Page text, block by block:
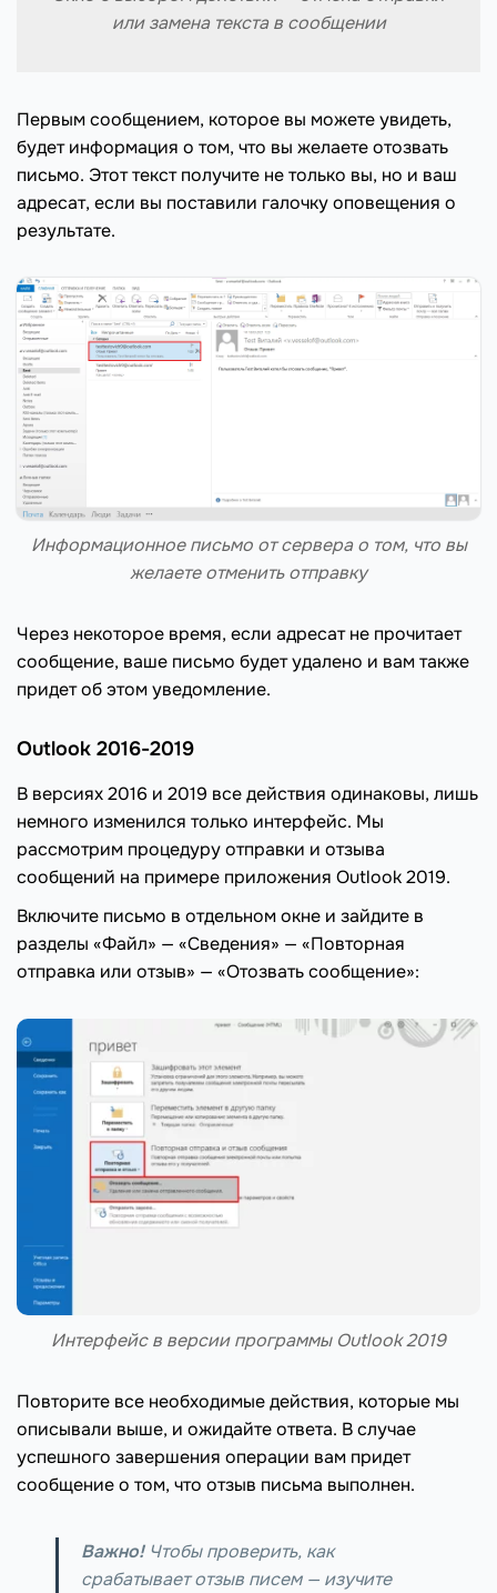
или замена текста в сообщении
Первым сообщением, которое вы можете увидеть,
будет информация о том, что вы желаете отозвать
письмо. Этот текст получите не только вы, но и ваш
адресат, если вы поставили галочку оповещения о
результате.
Информационное письмо от сервера о том, что вы
желаете отменить отправку
Через некоторое время, если адресат не прочитает
сообщение, ваше письмо будет удалено и вам также
придет об этом уведомление.
Outlook 2016-2019
В версиях 2016 и 2019 все действия одинаковы, лишь
немного изменился только интерфейс. Мы
рассмотрим процедуру отправки и отзыва
сообщений на примере приложения Outlook 2019.
Включите письмо в отдельном окне и зайдите в
разделы «Файл» — «Сведения» — «Повторная
отправка или отзыв» — «Отозвать сообщение»:
Интерфейс в версии программы Outlook 2019
Повторите все необходимые действия, которые мы
описывали выше, и ожидайте ответа. В случае
успешного завершения операции вам придет
сообщение о том, что отзыв письма выполнен.
Важно!Чтобы проверить, как
срабатывает отзыв писем — изучите